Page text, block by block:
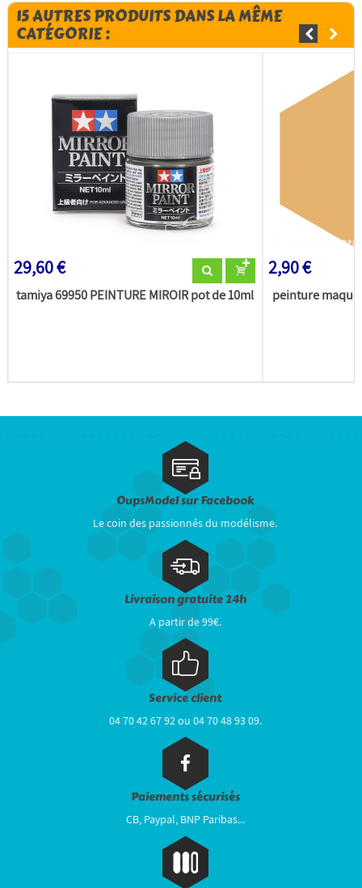
15 AUTRES PRODUITS DANS LA MÊME
CATÉGORIE :
29,60 €
tamiya 69950 PEINTURE MIROIR pot de 10ml
2,90 €
peinture
OupsModel sur Facebook
Le coin des passionnés du modélisme.
Livraison gratuite 24h
A partir de 99€.
Service client
04 70 42 67 92 ou 04 70 48 93 09.
Paiements sécurisés
CB, Paypal, BNP Paribas...